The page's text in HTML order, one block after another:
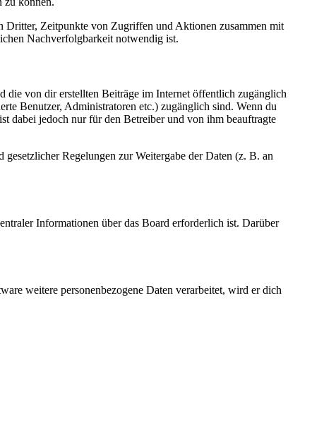
Dritter, Zeitpunkte von Zugriffen und Aktionen zusammen mit
Nachverfolgbarkeit notwendig ist.
die von dir erstellten Beiträge im Internet öffentlich zugänglich
Benutzer, Administratoren etc.) zugänglich sind. Wenn du
dabei jedoch nur für den Betreiber und von ihm beauftragte
Regelungen zur Weitergabe der Daten (z. B. an
Informationen über das Board erforderlich ist. Darüber
weitere personenbezogene Daten verarbeitet, wird er dich